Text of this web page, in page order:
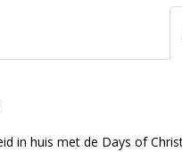
in huis met de Days of